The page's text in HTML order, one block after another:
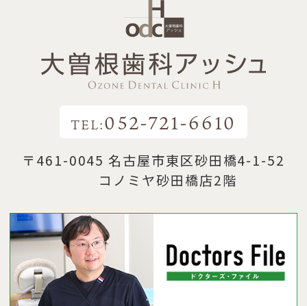
TEL:052-721-6610
〒461-0045 名古屋市東区砂田橋4-1-52
コノミヤ砂田橋店2階